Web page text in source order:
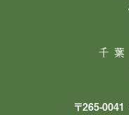
〒265-0041